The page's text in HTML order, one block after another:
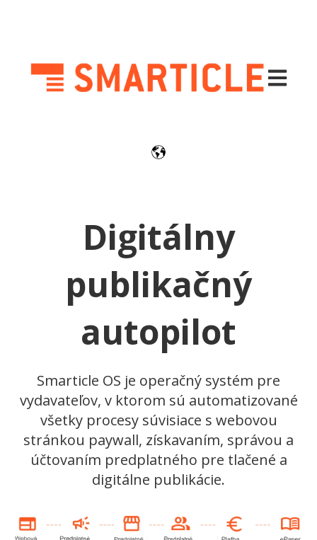
Otvoriť
Digitálny
publikačný
autopilot
Smarticle OS je operačný systém pre
vydavateľov, v ktorom sú automatizované
všetky procesy súvisiace s webovou
stránkou paywall, získavaním, správou a
účtovaním predplatného pre tlačené a
digitálne publikácie.